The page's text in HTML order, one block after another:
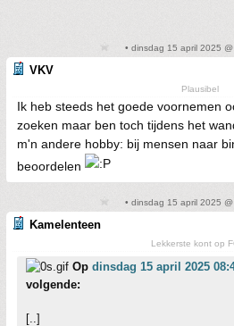
• dinsdag 15 april 2025
VKV
Plausibel
Ik heb steeds het goede voornemen
zoeken maar ben toch tijdens het
m'n andere hobby: bij mensen naar
beoordelen
• dinsdag 15 april 2025
Kamelenteen
Lekkerste kont op
Op dinsdag 15 april 2025
volgende:
[..]